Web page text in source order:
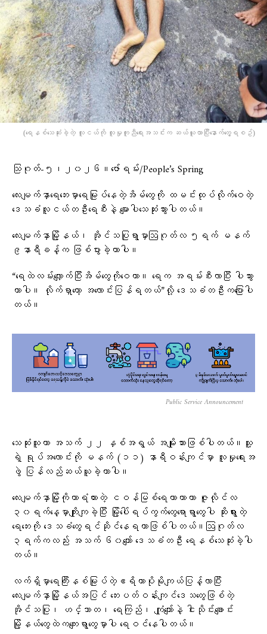
(​ရေနစ်​သေဆုံးခဲ့တဲ့ လူငယ်ကို လူမှုကူညီ​ရေးအသင်းက ဆယ်ယူလာပြီး​နောက်​တွေ့ရစဥ်)
သြဂုတ်-၅၊၂၀၂၆။ဇော်ရမ်း/People’s Spring
လေးမျက်နှာရေဘေးမှာရေမြုပ်နေတဲ့အိမ်တွေကို ထမင်းထုပ်လိုက်ဝေတဲ့
ဒေသခံလူငယ်တဦးရေစီးနဲ့ မျောပါသေဆုံးသွားပါတယ်။
လေးမျက်နှာမြို့နယ်၊ အိုင်သပြုရွာမှာဩဂုတ်လ ၅ရက် မနက်
၉နာရီခန့်က ဖြစ်ပွားခဲ့တာပါ။
“ရေထဲလမ်းလျှောက်ပြီးအိမ်တွေကိုဝေတာ။ ရေက အရမ်းစီးလာပြီး ပါသွား
တာပါ။ လိုက်ရှာတော့ အလောင်းပြန်ရတယ်”လို့ ဒေသခံတဦးကပြောပါ
တယ်။
Public Service Announcement
သေဆုံးသူဟာ အသက် ၂၂ နှစ်အရွယ် အမျိုးသားဖြစ်ပါတယ်။သူ့
ရဲ့ ရုပ်အလောင်းကို မနက် (၁၁) နာရီဝန်းကျင်မှာ လူမှုရေးအ
ဖွဲ ‌ပြန်လည်ဆယ်ယူခဲ့တာပါ။
လေးမျက်နှာမြို့ကိုကာရံထားတဲ့ ငဝန်မြစ်ရေကာတာဟာ ဇူလိုင်လ
၃၀ရက်နေ့မှာကျိုးကျခဲ့ပြီး မြို့ပေါ်ရပ်ကွက်တွေရောရွာတွေပါ ဆိုးရွားတဲ့
ရေဘေးကို ဒေသခံတွေရင်ဆိုင်နေရတာဖြစ်ပါတယ်။ဩဂုတ်လ
၃ရက်ကလည်း အသက် ၆၀ကျော် ဒေသခံတဦး ရေနစ်သေဆုံးခဲ့ပါ
တယ်။
လက်ရှိမှာရေကြီးနစ်မြုပ်တဲ့ဧရိယာပိုမိုကျယ်ပြန့်လာပြီး
လေးမျက်နှာမြို့နယ်အပြင် ဘေးပတ်ဝန်းကျင်ဒေသတွေဖြစ်တဲ့
အိုင်သပြု၊ ဟင်္သာတ၊ ရေကြည်၊ ကျုံကျော်နဲ့ ငါးသိုင်းချောင်း
မြို့နယ်တွေထဲကကျေးရွာတွေမှာပါ ရေဝင်နေပါတယ်။